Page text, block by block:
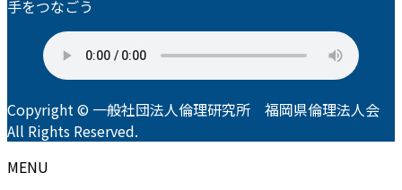
手をつなごう
Copyright © 一般社団法人倫理研究所 福岡県倫理法人会
All Rights Reserved.
MENU